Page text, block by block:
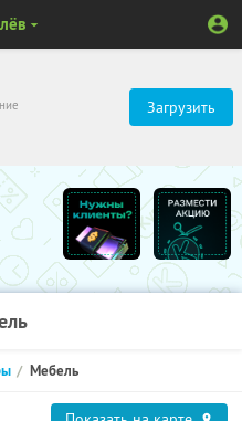
Загрузить
Мебель